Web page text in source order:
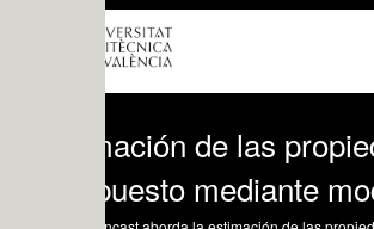
de las propiedades
mediante modelos